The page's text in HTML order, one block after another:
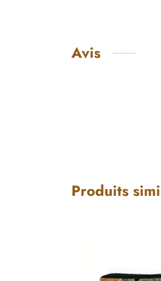
Avis
Produits